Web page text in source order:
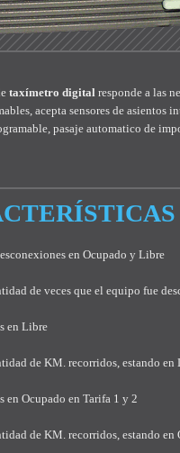
taxímetro digital responde a las
acepta sensores de
pasaje automatico de
en Ocupado y Libre
de veces que el equipo fue
en Libre
de KM. recorridos, estando en
en Ocupado en Tarifa 1 y 2
de KM. recorridos, estando en